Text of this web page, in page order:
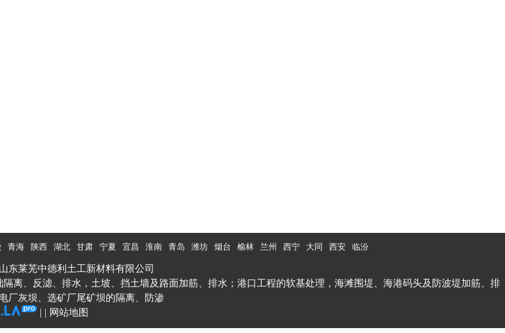
青海 陕西 湖北 甘肃 宁夏 宜昌 淮南 青岛 潍坊 烟台 榆林 兰州 西宁 大同 西安 临汾
东莱芜中德利土工新材料有限公司
离、反滤、排水，土坡、挡土墙及路面加筋、排水；港口工程的软基处理，海滩围堤、海港码头及防波堤加筋、排
厂灰坝、选矿厂尾矿坝的隔离、防渗
网站地图